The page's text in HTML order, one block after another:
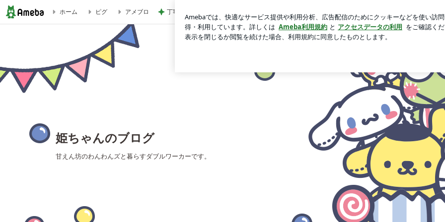
色々すごいダイソーとスリーコインズ | 姫ちゃんのブログ
ホーム ピグ アメブロ 丁寧な暮らしの自分なりの考え方 ロ
姫ちゃんのブログ
甘えん坊のわんわんズと暮らすダブルワーカーです。